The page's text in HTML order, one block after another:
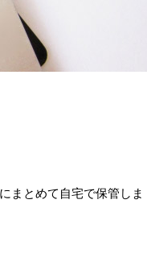
まとめて自宅で保管しま